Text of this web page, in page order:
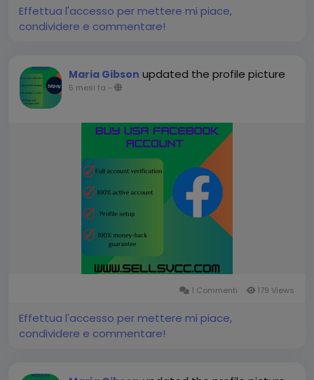
Effettua l'accesso per mettere mi piace,
condividere e commentare!
Maria Gibson updated the profile picture
5 mesi fa -
1 Commenti 179 Views
Effettua l'accesso per mettere mi piace,
condividere e commentare!